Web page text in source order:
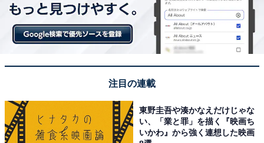
注目の連載
東野圭吾や湊かなえだけじゃな
い、「業と罪」を描く『映画ち
いかわ』から強く連想した映画